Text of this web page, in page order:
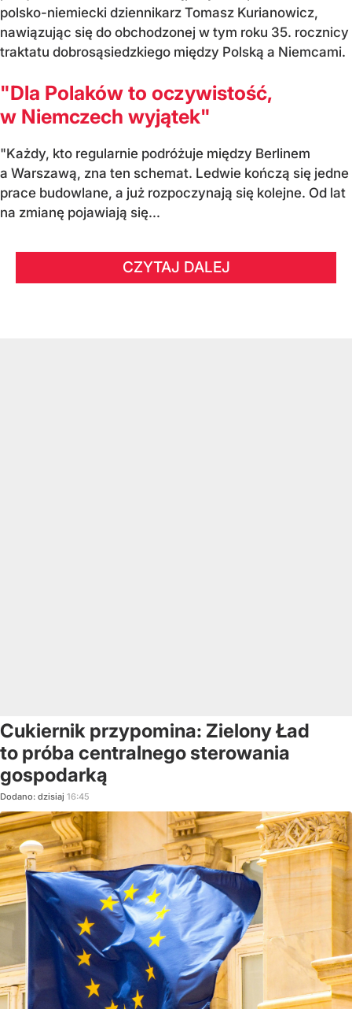
polsko-niemiecki dziennikarz Tomasz Kurianowicz,
nawiązując się do obchodzonej w tym roku 35. rocznicy
traktatu dobrosąsiedzkiego między Polską a Niemcami.
"Dla Polaków to oczywistość,
w Niemczech wyjątek"
"Każdy, kto regularnie podróżuje między Berlinem
a Warszawą, zna ten schemat. Ledwie kończą się jedne
prace budowlane, a już rozpoczynają się kolejne. Od lat
na zmianę pojawiają się...
CZYTAJ DALEJ
Cukiernik przypomina: Zielony Ład
to próba centralnego sterowania
gospodarką
Dodano: dzisiaj 16:45